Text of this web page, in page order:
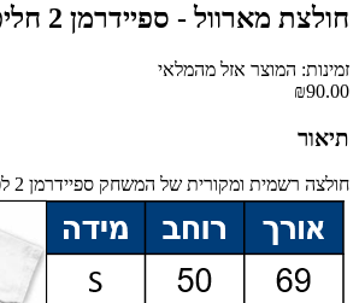
חולצת מארוול - ספיידרמן 2 חליפה שחורה
זמינות: המוצר אזל מהמלאי
₪90.00
תיאור
חולצה רשמית ומקורית של המשחק ספיידרמן 2 לפלייסטיישן